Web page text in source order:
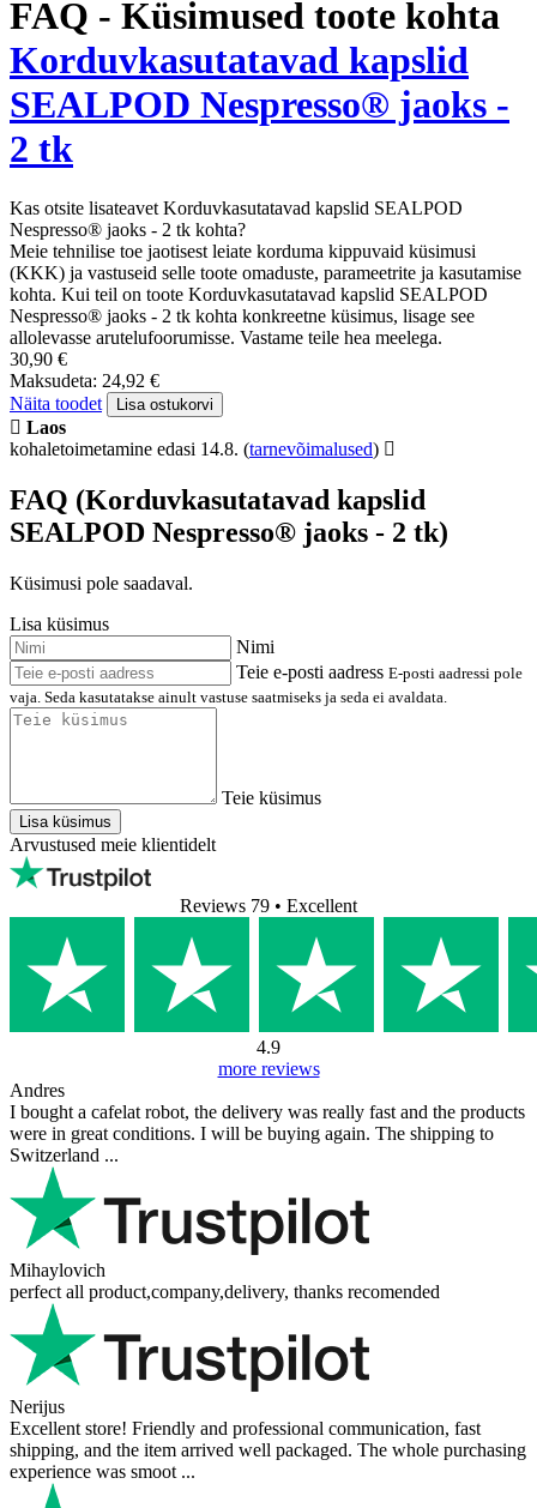
FAQ - Küsimused toote kohta
Korduvkasutatavad kapslid
SEALPOD Nespresso® jaoks -
2 tk
Kas otsite lisateavet Korduvkasutatavad kapslid SEALPOD
Nespresso® jaoks - 2 tk kohta?
Meie tehnilise toe jaotisest leiate korduma kippuvaid küsimusi
(KKK) ja vastuseid selle toote omaduste, parameetrite ja kasutamise
kohta. Kui teil on toote Korduvkasutatavad kapslid SEALPOD
Nespresso® jaoks - 2 tk kohta konkreetne küsimus, lisage see
allolevasse arutelufoorumisse. Vastame teile hea meelega.
30,90 €
Maksudeta: 24,92 €
Näita toodet
Lisa ostukorvi
Laos
kohaletoimetamine edasi 14.8. (tarnevõimalused)
FAQ (Korduvkasutatavad kapslid
SEALPOD Nespresso® jaoks - 2 tk)
Küsimusi pole saadaval.
Lisa küsimus
Nimi
Teie e-posti aadress E-posti aadressi pole
vaja. Seda kasutatakse ainult vastuse saatmiseks ja seda ei avaldata.
Teie küsimus
Lisa küsimus
Arvustused meie klientidelt
Reviews 79 • Excellent
4.9
more reviews
Andres
I bought a cafelat robot, the delivery was really fast and the products
were in great conditions. I will be buying again. The shipping to
Switzerland ...
Mihaylovich
perfect all product,company,delivery, thanks recomended
Nerijus
Excellent store! Friendly and professional communication, fast
shipping, and the item arrived well packaged. The whole purchasing
experience was smoot ...